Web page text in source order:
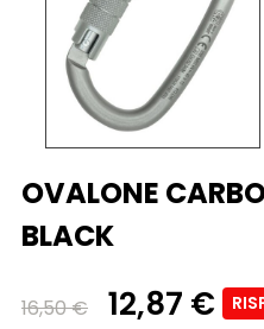
OVALONE
BLACK
16,50 € 12,87 €